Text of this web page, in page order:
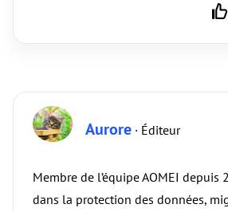
Aurore · Éditeur
Membre de l’équipe AOMEI depuis
dans la protection des données,